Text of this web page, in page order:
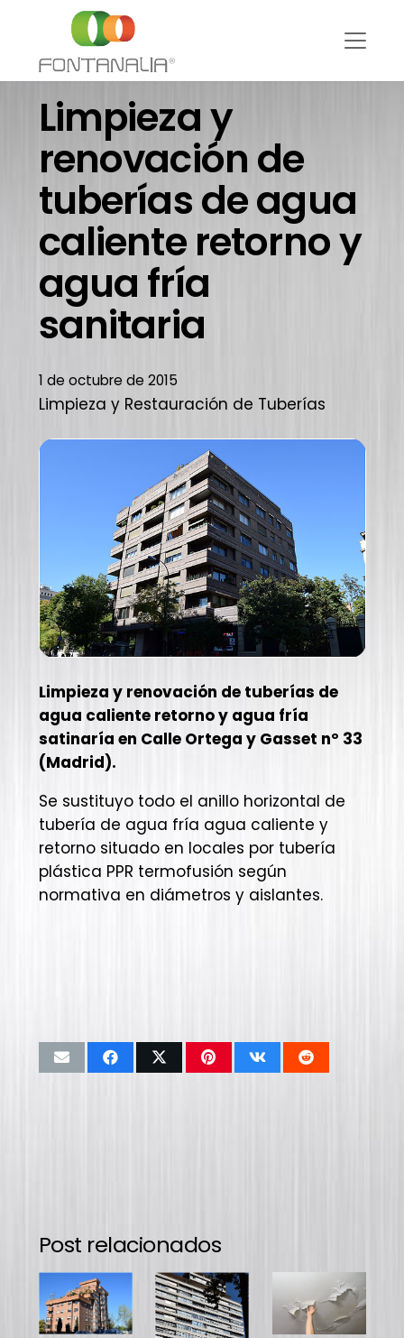
Limpieza y
renovación de
tuberías de agua
caliente retorno y
agua fría
sanitaria
1 de octubre de 2015
Limpieza y Restauración de Tuberías
Limpieza y renovación de tuberías de
agua caliente retorno y agua fría
satinaría en Calle Ortega y Gasset nº 33
(Madrid).
Se sustituyo todo el anillo horizontal de
tubería de agua fría agua caliente y
retorno situado en locales por tubería
plástica PPR termofusión según
normativa en diámetros y aislantes.
Post relacionados